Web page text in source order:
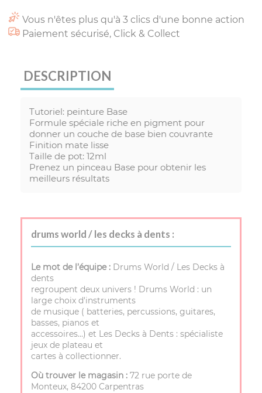
Vous n'êtes plus qu'à 3 clics d'une bonne action
Paiement sécurisé, Click & Collect
DESCRIPTION
Tutoriel: peinture Base
Formule spéciale riche en pigment pour
donner un couche de base bien couvrante
Finition mate lisse
Taille de pot: 12ml
Prenez un pinceau Base pour obtenir les
meilleurs résultats
drums world / les decks à dents :
Le mot de l’équipe : Drums World / Les Decks à
dents
regroupent deux univers ! Drums World : un
large choix d'instruments
de musique ( batteries, percussions, guitares,
basses, pianos et
accessoires…) et Les Decks à Dents : spécialiste
jeux de plateau et
cartes à collectionner.
Où trouver le magasin : 72 rue porte de
Monteux, 84200 Carpentras